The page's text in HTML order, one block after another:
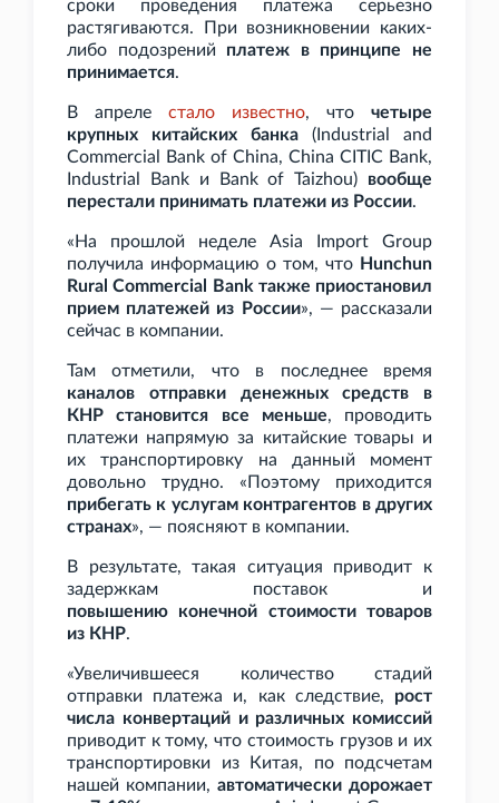
сроки проведения платежа серьезно
растягиваются. При возникновении каких-
либо подозрений платеж в принципе не
принимается.
В апреле стало известно, что четыре
крупных китайских банка (Industrial and
Commercial Bank of China, China CITIC Bank,
Industrial Bank и Bank of Taizhou) вообще
перестали принимать платежи из России.
«На прошлой неделе Asia Import Group
получила информацию о том, что Hunchun
Rural Commercial Bank также приостановил
прием платежей из России», — рассказали
сейчас в компании.
Там отметили, что в последнее время
каналов отправки денежных средств в
КНР становится все меньше, проводить
платежи напрямую за китайские товары и
их транспортировку на данный момент
довольно трудно. «Поэтому приходится
прибегать к услугам контрагентов в других
странах», — поясняют в компании.
В результате, такая ситуация приводит к
задержкам поставок и
повышению конечной стоимости товаров
из КНР.
«Увеличившееся количество стадий
отправки платежа и, как следствие, рост
числа конвертаций и различных комиссий
приводит к тому, что стоимость грузов и их
транспортировки из Китая, по подсчетам
нашей компании, автоматически дорожает